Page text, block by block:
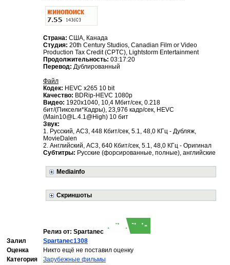
Страна: США, Канада
Студия: 20th Century Studios, Canadian Film or Video
Production Tax Credit (CPTC), Lightstorm Entertainment
Продолжительность: 03:17:20
Перевод: Дублированный
Файл
Кодек: HEVC x265 10 bit
Качество: BDRip-HEVC 1080p
Видео: 1920x1040, 10,4 Мбит/сек, 0.218
бит/(Пиксели*Кадры), 23,976 кадр/сек, HEVC
(Main10@L.4.1@High) 10 бит
Звук:
1. Русский, AC3, 448 Кбит/сек, 5.1, 48,0 КГц - Дубляж,
MovieDalen
2. Английский, AC3, 640 Кбит/сек, 5.1, 48,0 КГц - Оригинал
Субтитры: Русские (форсированные, полные), английские
Mediainfo
Скриншоты
Релиз от: Spartanec
Залил
Spartanec1308
Оценка
Никто ещё не поставил оценку
Категория
Зарубежные фильмы